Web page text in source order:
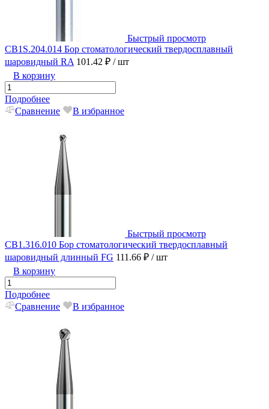
Быстрый просмотр
CB1S.204.014 Бор стоматологический твердосплавный
шаровидный RA 101.42 ₽ / шт
В корзину
Подробнее
Сравнение
В избранное
Быстрый просмотр
CB1.316.010 Бор стоматологический твердосплавный
шаровидный длинный FG 111.66 ₽ / шт
В корзину
Подробнее
Сравнение
В избранное